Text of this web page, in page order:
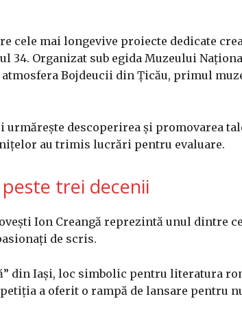
cele mai longevive proiecte dedicate
34. Organizat sub egida Muzeului
Bojdeucii din Țicău, primul
descoperirea și promovarea
au trimis lucrări pentru evaluare.
trei decenii
Ion Creangă reprezintă unul dintre
de scris.
din Iași, loc simbolic pentru literatura
a oferit o rampă de lansare pentru